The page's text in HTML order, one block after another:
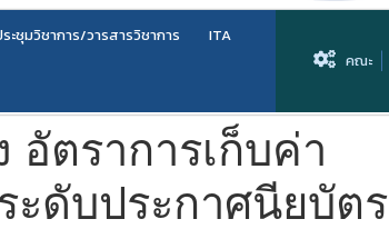
ะชุมวิชาการ/วารสารวิชาการ ITA
คณะ
อัตราการเก็บค่า
ะดับประกาศนียบัตร